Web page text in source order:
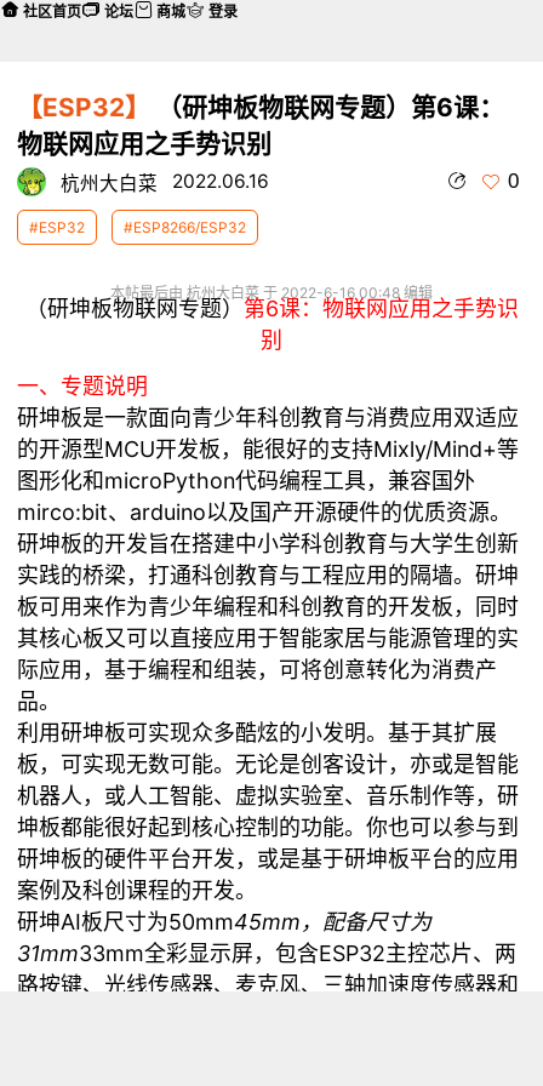
【ESP32】
（研坤板物联网专题）第6课：
物联网应用之手势识别
杭州大白菜 2022.06.16 0
#ESP32 #ESP8266/ESP32
本帖最后由 杭州大白菜 于 2022-6-16 00:48 编辑
（研坤板物联网专题） 第6课：物联网应用之手势识
别
一、专题说明
研坤板是一款面向青少年科创教育与消费应用双适应
的开源型MCU开发板，能很好的支持Mixly/Mind+等
图形化和microPython代码编程工具，兼容国外
mirco:bit、arduino以及国产开源硬件的优质资源。
研坤板的开发旨在搭建中小学科创教育与大学生创新
实践的桥梁，打通科创教育与工程应用的隔墙。研坤
板可用来作为青少年编程和科创教育的开发板，同时
其核心板又可以直接应用于智能家居与能源管理的实
际应用，基于编程和组装，可将创意转化为消费产
品。
利用研坤板可实现众多酷炫的小发明。基于其扩展
板，可实现无数可能。无论是创客设计，亦或是智能
机器人，或人工智能、虚拟实验室、音乐制作等，研
坤板都能很好起到核心控制的功能。你也可以参与到
研坤板的硬件平台开发，或是基于研坤板平台的应用
案例及科创课程的开发。
研坤AI板尺寸为50mm45mm，配备尺寸为
31mm33mm全彩显示屏，包含ESP32主控芯片、两
路按键、光线传感器、麦克风、三轴加速度传感器和
社区首页 论坛 商城 登录